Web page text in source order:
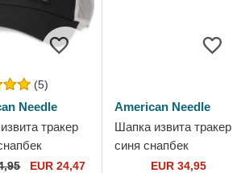
(5)
Needle
тракер
by Valin от
EUR 24,47
American Needle
Шапка извита тракер
синя снапбек
Authorized Service Valin
EUR 34,95